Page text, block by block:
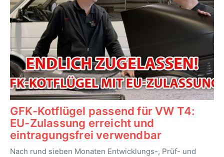
GFK-Kotflügel passend für VW T4:
EU-Zulassung erreicht und
eintragungsfrei verwendbar
Nach rund sieben Monaten Entwicklungs-, Prüf- und